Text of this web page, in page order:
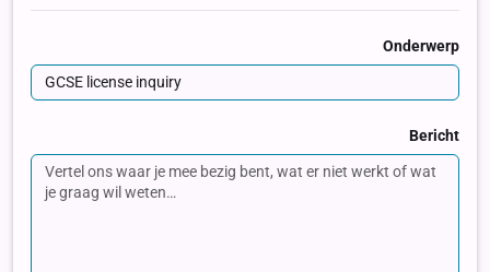
Onderwerp
Bericht